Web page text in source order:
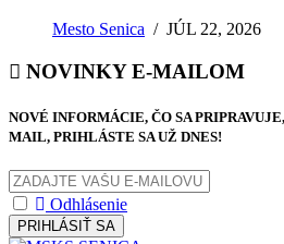
Mesto Senica /JÚL 22, 2026
NOVINKY E-MAILOM
NOVÉ INFORMÁCIE, ČO SA
MAIL, PRIHLÁSTE SA UŽ DNES!
Odhlásenie
PRIHLÁSIŤ SA